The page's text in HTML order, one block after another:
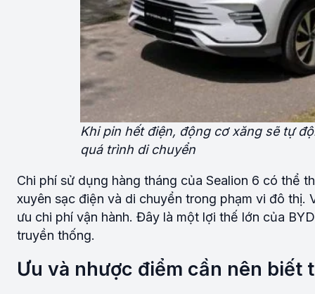
Khi pin hết điện, động cơ xăng sẽ tự
quá trình di chuyển
Chi phí sử dụng hàng tháng của Sealion 6 có thể
xuyên sạc điện và di chuyển trong phạm vi đô
ưu chi phí vận hành. Đây là một lợi thế lớn của
truyền thống.
Ưu và nhược điểm cần nên biết